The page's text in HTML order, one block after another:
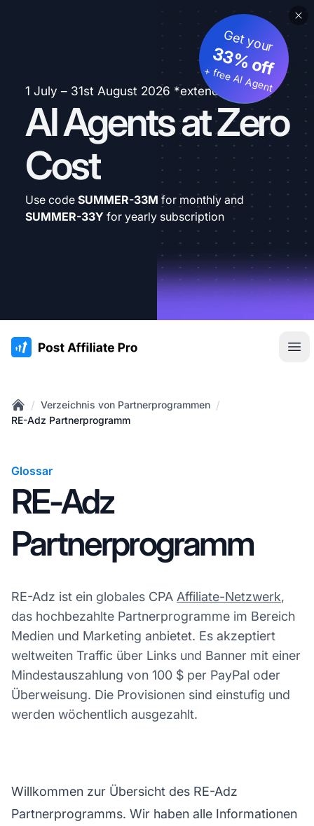
1 July – 31st August 2026 *extended
AI Agents at Zero
Cost
Get your
33% off
+ free AI Agent
Use code SUMMER-33M for monthly and
SUMMER-33Y for yearly subscription
:site.title
Home
/ Verzeichnis von Partnerprogrammen /
RE-Adz Partnerprogramm
Glossar
RE-Adz
Partnerprogramm
RE-Adz ist ein globales CPA Affiliate-Netzwerk,
das hochbezahlte Partnerprogramme im Bereich
Medien und Marketing anbietet. Es akzeptiert
weltweiten Traffic über Links und Banner mit einer
Mindestauszahlung von 100 $ per PayPal oder
Überweisung. Die Provisionen sind einstufig und
werden wöchentlich ausgezahlt.
Willkommen zur Übersicht des RE-Adz
Partnerprogramms. Wir haben alle Informationen